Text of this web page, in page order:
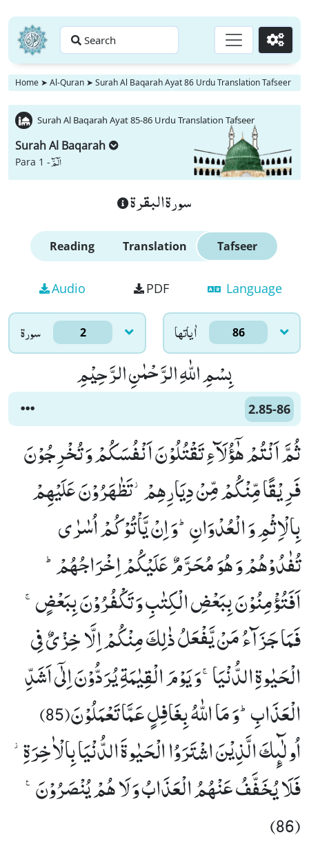
Search Go
Home ➤ Al-Quran ➤ Surah Al Baqarah Ayat 86 Urdu Translation Tafseer
Surah Al Baqarah Ayat 85-86 Urdu Translation Tafseer
Surah Al Baqarah
Para 1 -الٓمّٓ
سورة البقرة
Reading Translation Tafseer
Audio PDF Language
سورۃ 2 اٰياتها 86
بِسْمِ اللّٰهِ الرَّحْمٰنِ الرَّحِیْمِ
2.85-86
ثُمَّ اَنْتُمْ هٰۤؤُلَآءِ تَقْتُلُوْنَ اَنْفُسَكُمْ وَ تُخْرِجُوْنَ
فَرِیْقًا مِّنْكُمْ مِّنْ دِیَارِهِمْ٘-تَظٰهَرُوْنَ عَلَیْهِمْ
بِالْاِثْمِ وَ الْعُدْوَانِؕ-وَ اِنْ یَّاْتُوْكُمْ اُسٰرٰى
تُفٰدُوْهُمْ وَ هُوَ مُحَرَّمٌ عَلَیْكُمْ اِخْرَاجُهُمْؕ-
اَفَتُؤْمِنُوْنَ بِبَعْضِ الْكِتٰبِ وَ تَكْفُرُوْنَ بِبَعْضٍۚ-
فَمَا جَزَآءُ مَنْ یَّفْعَلُ ذٰلِكَ مِنْكُمْ اِلَّا خِزْیٌ فِی
الْحَیٰوةِ الدُّنْیَاۚ-وَ یَوْمَ الْقِیٰمَةِ یُرَدُّوْنَ اِلٰۤى اَشَدِّ
الْعَذَابِؕ-وَ مَا اللّٰهُ بِغَافِلٍ عَمَّا تَعْمَلُوْنَ(85)
اُولٰٓىٕكَ الَّذِیْنَ اشْتَرَوُا الْحَیٰوةَ الدُّنْیَا بِالْاٰخِرَةِ٘-
فَلَا یُخَفَّفُ عَنْهُمُ الْعَذَابُ وَ لَا هُمْ یُنْصَرُوْنَ۠
(86)